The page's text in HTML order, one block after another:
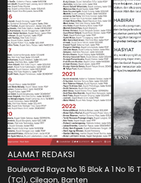
ALAMAT REDAKSI
Boulevard Raya No 16 Blok A 1 No
(TCI), Cilegon, Banten